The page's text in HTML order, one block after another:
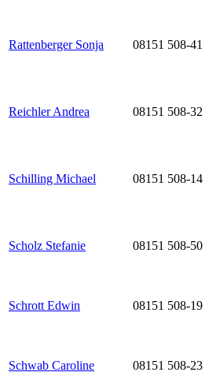
Rattenberger Sonja 08151 508-41
Reichler Andrea 08151 508-32
Schilling Michael 08151 508-14
Scholz Stefanie 08151 508-50
Schrott Edwin 08151 508-19
Schwab Caroline 08151 508-23